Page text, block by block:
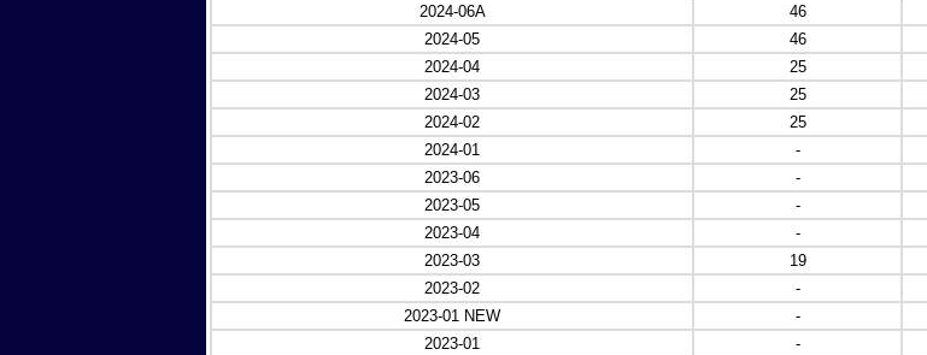
2024-06A
46
2024-05
46
2024-04
25
2024-03
25
2024-02
25
2024-01
-
2023-06
-
2023-05
-
2023-04
-
2023-03
19
2023-02
-
2023-01 NEW
-
2023-01
-